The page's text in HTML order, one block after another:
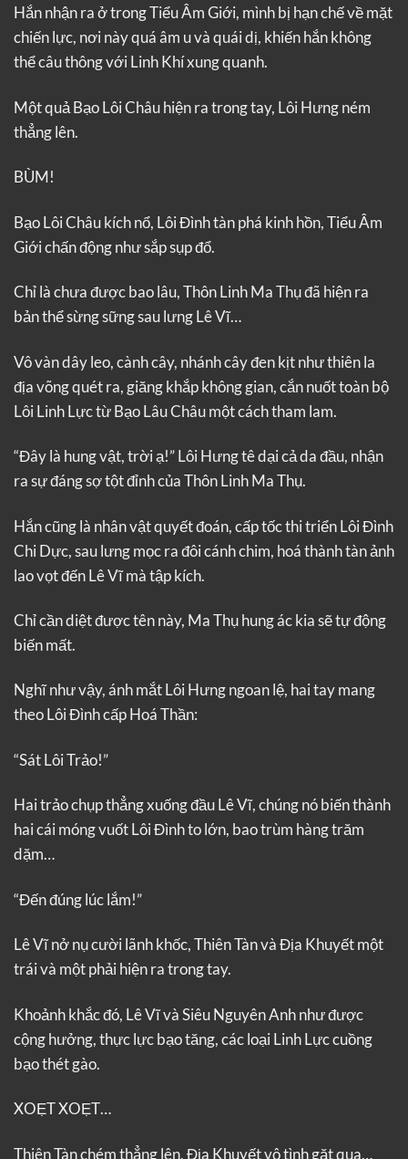
Hắn nhận ra ở trong Tiểu Âm Giới, mình bị hạn chế về mặt
chiến lực, nơi này quá âm u và quái dị, khiến hắn không
thể câu thông với Linh Khí xung quanh.
Một quả Bạo Lôi Châu hiện ra trong tay, Lôi Hưng ném
thẳng lên.
BÙM!
Bạo Lôi Châu kích nổ, Lôi Đình tàn phá kinh hồn, Tiểu Âm
Giới chấn động như sắp sụp đổ.
Chỉ là chưa được bao lâu, Thôn Linh Ma Thụ đã hiện ra
bản thể sừng sững sau lưng Lê Vĩ…
Vô vàn dây leo, cành cây, nhánh cây đen kịt như thiên la
địa võng quét ra, giăng khắp không gian, cắn nuốt toàn bộ
Lôi Linh Lực từ Bạo Lâu Châu một cách tham lam.
“Đây là hung vật, trời ạ!” Lôi Hưng tê dại cả da đầu, nhận
ra sự đáng sợ tột đỉnh của Thôn Linh Ma Thụ.
Hắn cũng là nhân vật quyết đoán, cấp tốc thi triển Lôi Đình
Chi Dực, sau lưng mọc ra đôi cánh chim, hoá thành tàn ảnh
lao vọt đến Lê Vĩ mà tập kích.
Chỉ cần diệt được tên này, Ma Thụ hung ác kia sẽ tự động
biến mất.
Nghĩ như vậy, ánh mắt Lôi Hưng ngoan lệ, hai tay mang
theo Lôi Đình cấp Hoá Thần:
“Sát Lôi Trảo!”
Hai trảo chụp thẳng xuống đầu Lê Vĩ, chúng nó biến thành
hai cái móng vuốt Lôi Đình to lớn, bao trùm hàng trăm
dặm…
“Đến đúng lúc lắm!”
Lê Vĩ nở nụ cười lãnh khốc, Thiên Tàn và Địa Khuyết một
trái và một phải hiện ra trong tay.
Khoảnh khắc đó, Lê Vĩ và Siêu Nguyên Anh như được
cộng hưởng, thực lực bạo tăng, các loại Linh Lực cuồng
bạo thét gào.
XOẸT XOẸT…
Thiên Tàn chém thẳng lên, Địa Khuyết vô tình gặt qua…